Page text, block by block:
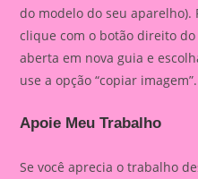
do modelo do seu aparelho).
clique com o botão direito
aberta em nova guia e
use a opção “copiar imagem”.
Apoie Meu Trabalho
Se você aprecia o trabalho